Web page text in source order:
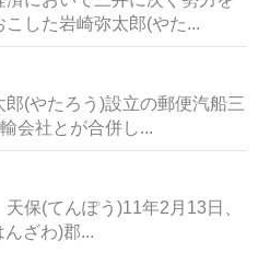
した岩崎弥太郎(やた...
(やたろう)設立の郵便汽船三
会社とが合併し...
保(てんぽう)11年2月13日、
ざわ)郡...